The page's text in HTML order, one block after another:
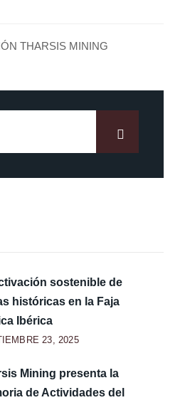
THARSIS MINING
sostenible de
históricas en la Faja
Ibérica
23, 2025
Mining presenta la
de Actividades del